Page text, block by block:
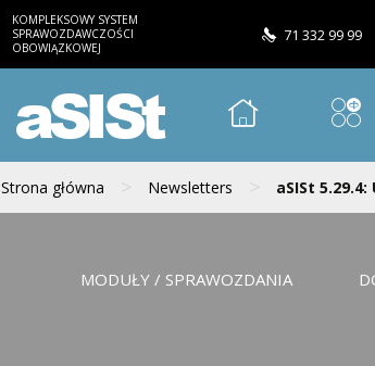
KOMPLEKSOWY SYSTEM
SPRAWOZDAWCZOŚCI
OBOWIĄZKOWEJ
71 332 99 99
aSISt
Strona główna > Newsletters > aSISt
MODUŁY / SPRAWOZDANIA